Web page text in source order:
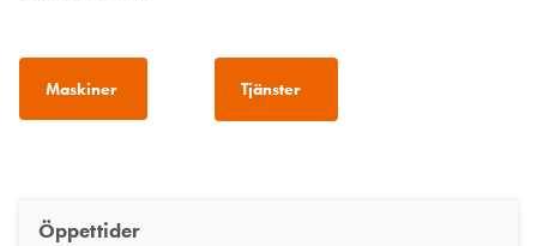
Maskiner Tjänster
Öppettider